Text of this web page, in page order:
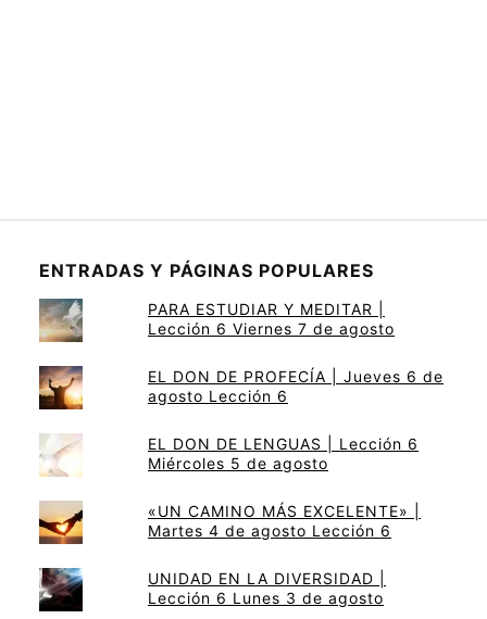
ENTRADAS Y PÁGINAS POPULARES
PARA ESTUDIAR Y MEDITAR |
Lección 6 Viernes 7 de agosto
EL DON DE PROFECÍA | Jueves 6 de
agosto Lección 6
EL DON DE LENGUAS | Lección 6
Miércoles 5 de agosto
«UN CAMINO MÁS EXCELENTE» |
Martes 4 de agosto Lección 6
UNIDAD EN LA DIVERSIDAD |
Lección 6 Lunes 3 de agosto